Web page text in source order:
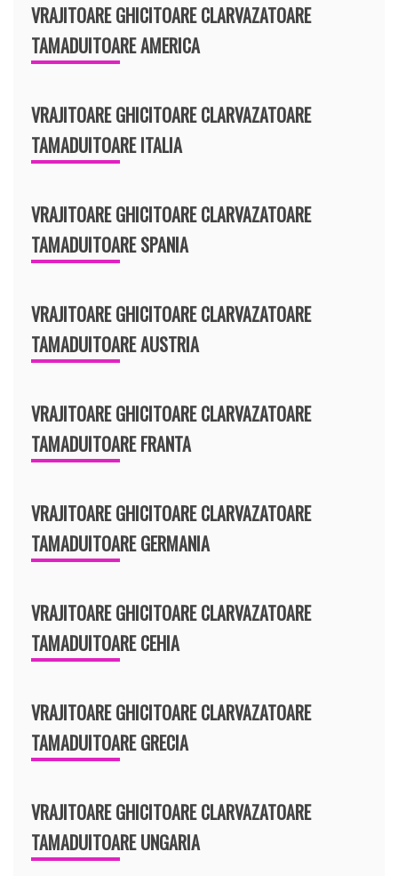
VRAJITOARE GHICITOARE CLARVAZATOARE
TAMADUITOARE AMERICA
VRAJITOARE GHICITOARE CLARVAZATOARE
TAMADUITOARE ITALIA
VRAJITOARE GHICITOARE CLARVAZATOARE
TAMADUITOARE SPANIA
VRAJITOARE GHICITOARE CLARVAZATOARE
TAMADUITOARE AUSTRIA
VRAJITOARE GHICITOARE CLARVAZATOARE
TAMADUITOARE FRANTA
VRAJITOARE GHICITOARE CLARVAZATOARE
TAMADUITOARE GERMANIA
VRAJITOARE GHICITOARE CLARVAZATOARE
TAMADUITOARE CEHIA
VRAJITOARE GHICITOARE CLARVAZATOARE
TAMADUITOARE GRECIA
VRAJITOARE GHICITOARE CLARVAZATOARE
TAMADUITOARE UNGARIA